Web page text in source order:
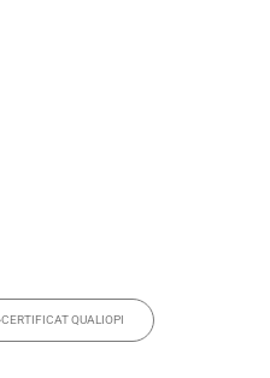
CERTIFICAT QUALIOPI